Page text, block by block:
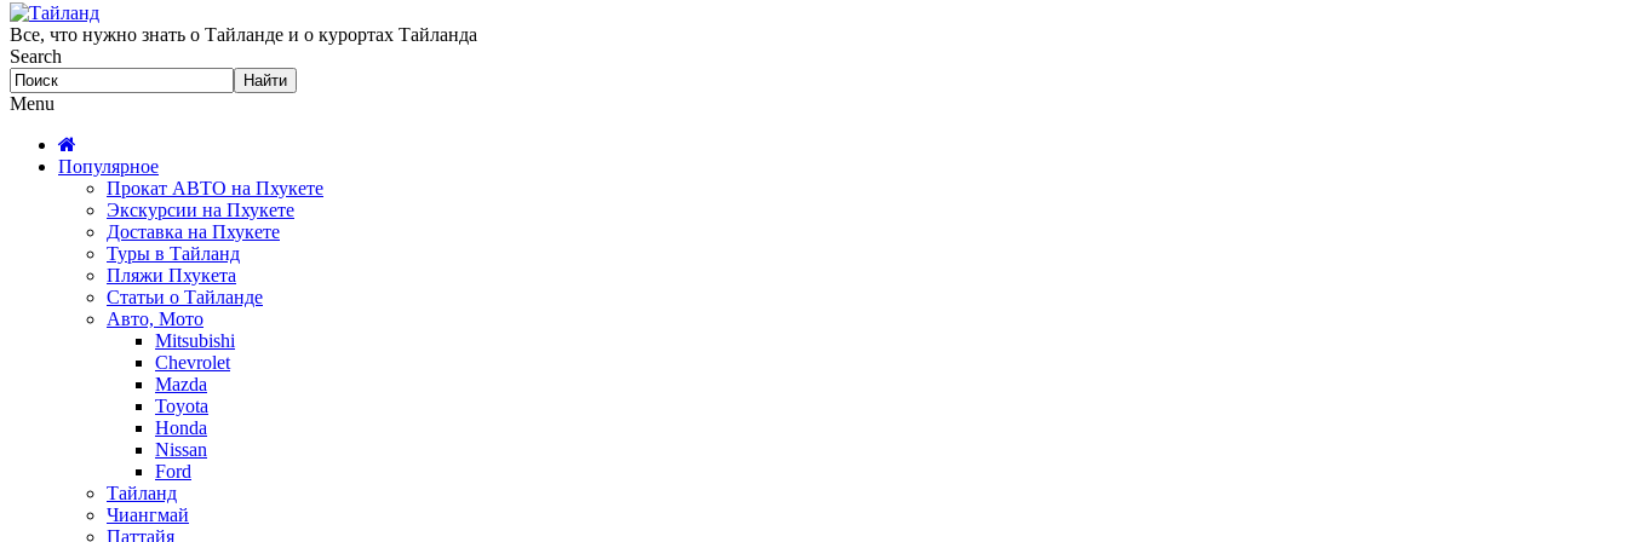
Все, что нужно знать о Тайланде и о курортах Тайланда
Search
Menu
Популярное
Прокат АВТО на Пхукете
Экскурсии на Пхукете
Доставка на Пхукете
Туры в Тайланд
Пляжи Пхукета
Статьи о Тайланде
Авто, Мото
Mitsubishi
Chevrolet
Mazda
Toyota
Honda
Nissan
Ford
Тайланд
Чиангмай
Паттайя